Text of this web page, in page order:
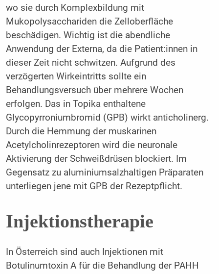
wo sie durch Komplexbildung mit
Mukopolysacchariden die Zelloberfläche
beschädigen. Wichtig ist die abendliche
Anwendung der Externa, da die Patient:innen in
dieser Zeit nicht schwitzen. Aufgrund des
verzögerten Wirkeintritts sollte ein
Behandlungsversuch über mehrere Wochen
erfolgen. Das in Topika enthaltene
Glycopyrroniumbromid (GPB) wirkt anticholinerg.
Durch die Hemmung der muskarinen
Acetylcholinrezeptoren wird die neuronale
Aktivierung der Schweißdrüsen blockiert. Im
Gegensatz zu aluminiumsalzhaltigen Präparaten
unterliegen jene mit GPB der Rezeptpflicht.
Injektionstherapie
In Österreich sind auch Injektionen mit
Botulinumtoxin A für die Behandlung der PAHH